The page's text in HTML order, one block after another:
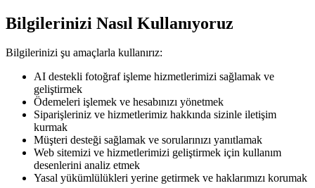
Bilgilerinizi Nasıl Kullanıyoruz
Bilgilerinizi şu amaçlarla kullanırız:
AI destekli fotoğraf işleme hizmetlerimizi sağlamak ve
geliştirmek
Ödemeleri işlemek ve hesabınızı yönetmek
Siparişleriniz ve hizmetlerimiz hakkında sizinle iletişim
kurmak
Müşteri desteği sağlamak ve sorularınızı yanıtlamak
Web sitemizi ve hizmetlerimizi geliştirmek için kullanım
desenlerini analiz etmek
Yasal yükümlülükleri yerine getirmek ve haklarımızı korumak